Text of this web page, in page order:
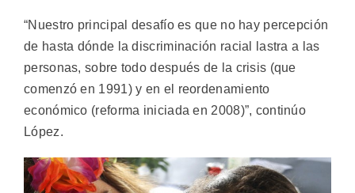
“Nuestro principal desafío es que no hay percepción
de hasta dónde la discriminación racial lastra a las
personas, sobre todo después de la crisis (que
comenzó en 1991) y en el reordenamiento
económico (reforma iniciada en 2008)”, continúo
López.